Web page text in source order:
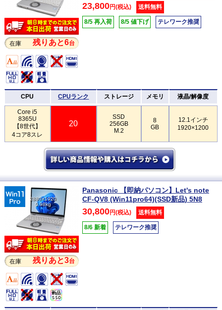
在庫 残りあと6台
23,800円(税込) 送料無料
8/5 再入荷 8/5 値下げ テレワーク推奨
CPU CPUランク ストレージ メモリ 液晶/解像度
Core i5
8365U
【8世代】
4コア8スレ
20
SSD
256GB
M.2
8
GB
12.1インチ
1920×1200
2880×1920
0.98kg
在庫 残りあと3台
Panasonic 【即納パソコン】Let's note
CF-QV8 (Win11pro64)(SSD新品) 5N8
30,800円(税込) 送料無料
8/6 新着 テレワーク推奨